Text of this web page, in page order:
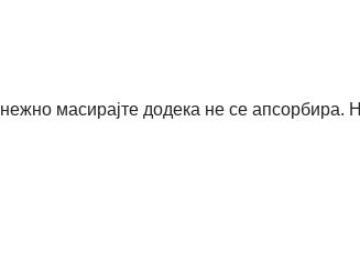
нежно масирајте додека не се апсорбира.